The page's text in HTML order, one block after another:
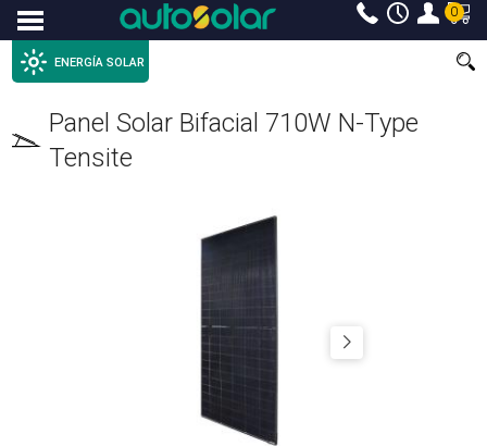
Menu 0
ENERGÍA SOLAR
Panel Solar Bifacial 710W N-Type
Tensite